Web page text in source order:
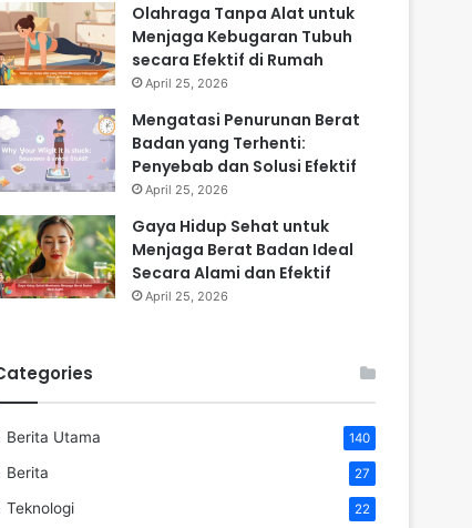
Olahraga Tanpa Alat untuk
Menjaga Kebugaran Tubuh
secara Efektif di Rumah
April 25, 2026
Mengatasi Penurunan Berat
Badan yang Terhenti:
Penyebab dan Solusi Efektif
April 25, 2026
Gaya Hidup Sehat untuk
Menjaga Berat Badan Ideal
Secara Alami dan Efektif
April 25, 2026
Berita Utama 140
Berita 27
Teknologi 22